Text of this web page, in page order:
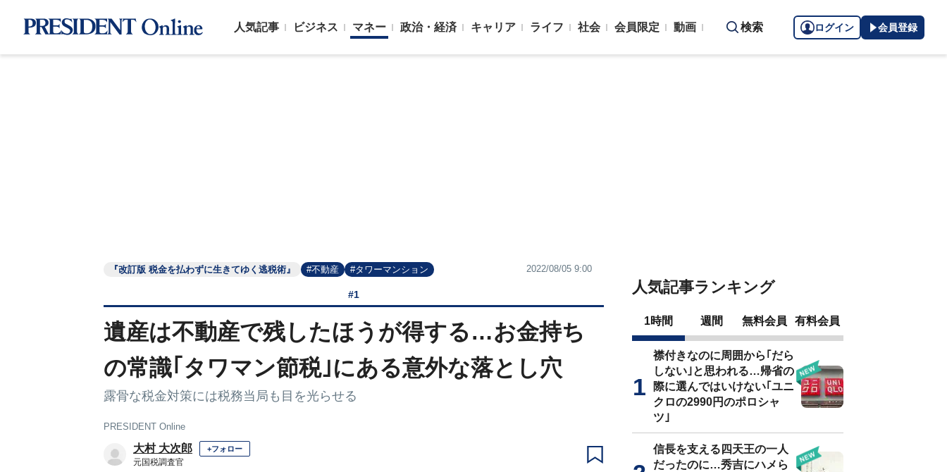
人気記事 ビジネス マネー 政治・経済 キャリア ライフ 社会 会員限定 動画 検索 ログイン 会員登録
『改訂版 税金を払わずに生きてゆく逃税術』 #不動産 #タワーマンション 2022/08/05 9:00
#1
遺産は不動産で残したほうが得する…お金持ち
の常識｢タワマン節税｣にある意外な落とし穴
露骨な税金対策には税務当局も目を光らせる
PRESIDENT Online
大村 大次郎 +フォロー
元国税調査官
人気記事ランキング
1時間 週間 無料会員 有料会員
襟付きなのに周囲から｢だら
しない｣と思われる…帰省の
際に選んではいけない｢ユニ
クロの2990円のポロシャ
ツ｣
信長を支える四天王の一人
だったのに…秀吉にハメら